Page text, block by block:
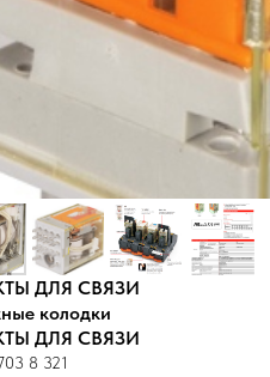
ДЛЯ СВЯЗИ
колодки
ДЛЯ СВЯЗИ
8 321